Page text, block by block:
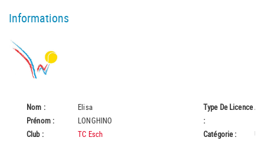
Informations
Nom :
Elisa
Prénom :
LONGHINO
Club :
TC Esch
Type De Licence
:
A
Catégorie :